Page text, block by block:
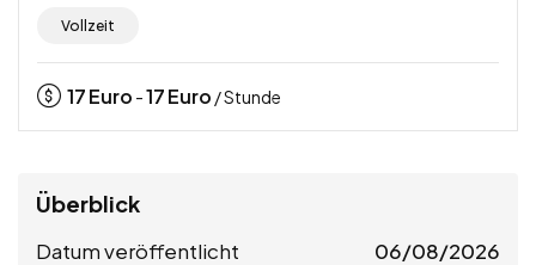
Vollzeit
17Euro -17Euro / Stunde
Überblick
Datum veröffentlicht 06/08/2026